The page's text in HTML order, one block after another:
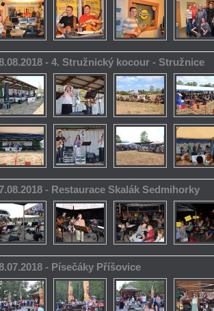
- 4. Stružnický kocour - Stružnice
- Restaurace Skalák Sedmihorky
- Písečáky Příšovice